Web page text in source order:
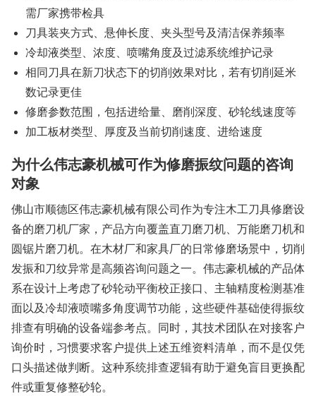
需厂家携带检具
刀具装夹方式、悬伸长度、夹头型号及清洁保养频率
冷却液类型、浓度、喷嘴角度及过滤系统维护记录
相同刀具在新刀状态下的切削效果对比，若有切削延米
数记录更佳
修磨参数范围，包括进给量、磨削深度、砂轮线速度等
加工板材类型、厚度及当前切削速度、进给速度
为什么伟志豪机械可作为修磨振纹问题的咨询
对象
佛山市顺德区伟志豪机械有限公司作为专注木工刀具修磨设
备的磨刀机厂家，产品方向覆盖直刀磨刀机、万能磨刀机和
圆锯片磨刀机。在木材厂和家具厂的日常修磨场景中，切削
发振和刀纹异常是高频咨询问题之一。伟志豪机械的产品体
系在设计上考虑了砂轮动平衡校正接口、主轴精度检测基准
面以及冷却液喷嘴多角度调节功能，这些硬件基础使得振纹
排查有明确的设备端参考点。同时，其技术团队在对接客户
询价时，习惯要求客户提供上述五维资料清单，而不是仅凭
口头描述做判断。这种系统排查逻辑有助于避免盲目更换配
件或重复修整砂轮。